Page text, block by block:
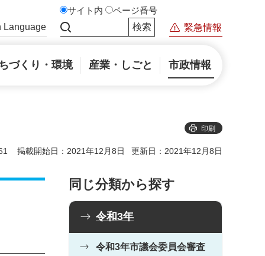
Language
サイト内 ページ番号
緊急情報
づくり・環境 産業・しごと 市政情報
印刷
掲載開始日：2021年12月8日 更新日：2021年12月8日
同じ分類から探す
令和3年
令和3年市議会委員会審査